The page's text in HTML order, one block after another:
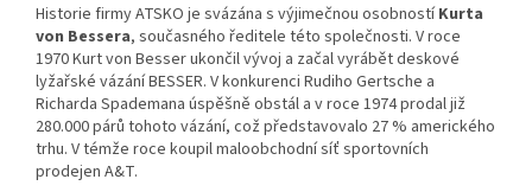
Historie firmy ATSKO je svázána s výjimečnou osobností Kurta
von Bessera, současného ředitele této společnosti. V roce
1970 Kurt von Besser ukončil vývoj a začal vyrábět deskové
lyžařské vázání BESSER. V konkurenci Rudiho Gertsche a
Richarda Spademana úspěšně obstál a v roce 1974 prodal již
280.000 párů tohoto vázání, což představovalo 27 % amerického
trhu. V témže roce koupil maloobchodní síť sportovních
prodejen A&T.